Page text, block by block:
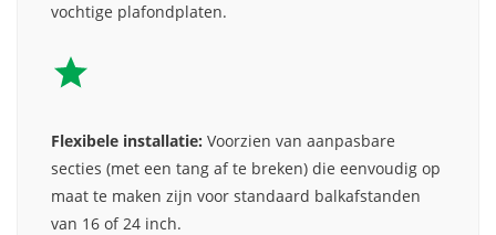
vochtige plafondplaten.
Flexibele installatie: Voorzien van aanpasbare
secties (met een tang af te breken) die eenvoudig op
maat te maken zijn voor standaard balkafstanden
van 16 of 24 inch.